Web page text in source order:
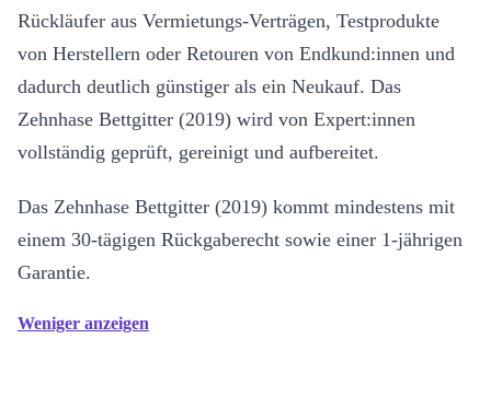
Rückläufer aus Vermietungs-Verträgen, Testprodukte
von Herstellern oder Retouren von Endkund:innen und
dadurch deutlich günstiger als ein Neukauf. Das
Zehnhase Bettgitter (2019) wird von Expert:innen
vollständig geprüft, gereinigt und aufbereitet.
Das Zehnhase Bettgitter (2019) kommt mindestens mit
einem 30-tägigen Rückgaberecht sowie einer 1-jährigen
Garantie.
Weniger anzeigen